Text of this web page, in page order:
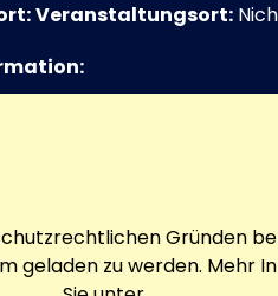
Veranstaltungsort:
Gründen
geladen zu werden. Mehr